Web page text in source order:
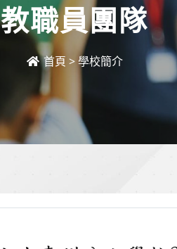
教職員團隊
首頁 > 學校簡介